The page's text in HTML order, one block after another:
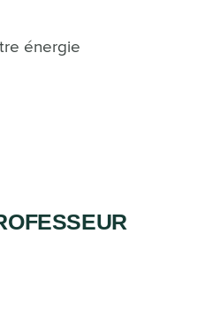
énergie